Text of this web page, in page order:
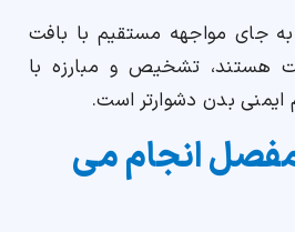
به جای مواجهه مستقیم با بافت
هستند، تشخیص و مبارزه با
ایمنی بدن دشوارتر است.
انجام می